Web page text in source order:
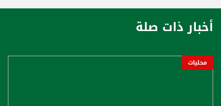
أخبار ذات صلة
محليات